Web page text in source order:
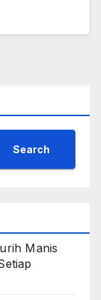
Search
Manis